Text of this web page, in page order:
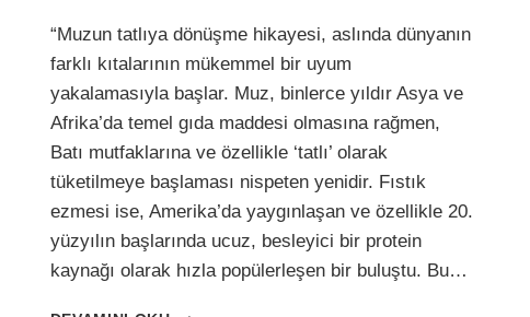
“Muzun tatlıya dönüşme hikayesi, aslında dünyanın
farklı kıtalarının mükemmel bir uyum
yakalamasıyla başlar. Muz, binlerce yıldır Asya ve
Afrika’da temel gıda maddesi olmasına rağmen,
Batı mutfaklarına ve özellikle ‘tatlı’ olarak
tüketilmeye başlaması nispeten yenidir. Fıstık
ezmesi ise, Amerika’da yaygınlaşan ve özellikle 20.
yüzyılın başlarında ucuz, besleyici bir protein
kaynağı olarak hızla popülerleşen bir buluştu. Bu…